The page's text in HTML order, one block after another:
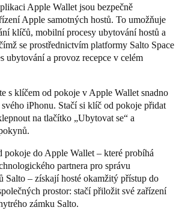
Apple Wallet jsou bezpečně
Apple samotných hostů. To umožňuje
klíčů, mobilní procesy ubytování hostů a
se prostřednictvím platformy Salto Space
ubytování a provoz recepce v celém
s klíčem od pokoje v Apple Wallet snadno
iPhonu. Stačí si klíč od pokoje přidat
na tlačítko „Ubytovat se“ a
pokoje do Apple Wallet – které probíhá
partnera pro správu
Salto – získají hosté okamžitý přístup do
prostor: stačí přiložit své zařízení
zámku Salto.